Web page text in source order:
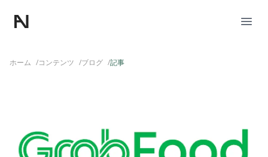
Nagao Factory
ホーム /コンテンツ /ブログ /記事